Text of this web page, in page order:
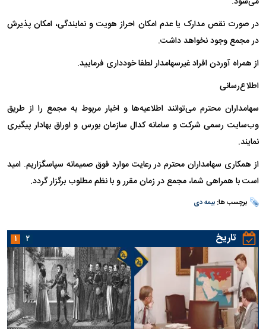
در صورت نقص مدارک یا عدم امکان احراز هویت و نمایندگی، امکان پذیرش
در مجمع وجود نخواهد داشت.
از همراه آوردن افراد غیرسهامدار لطفا خودداری فرمایید.
اطلاع‌رسانی
سهامداران محترم می‌توانند اطلاعیه‌ها و اخبار مربوط به مجمع را از طریق
وب‌سایت رسمی شرکت و سامانه کدال سازمان بورس و اوراق بهادار پیگیری
نمایند.
از همکاری سهامداران محترم در رعایت موارد فوق صمیمانه سپاسگزاریم. امید
است با همراهی شما، مجمع در زمان مقرر و با نظم مطلوب برگزار گردد.
برچسب ها:بیمه دی
تاریخ ۱ ۲